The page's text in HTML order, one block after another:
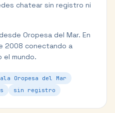
chatear sin registro ni
Oropesa del Mar. En
2008 conectando a
mundo.
Oropesa del Mar
sin registro